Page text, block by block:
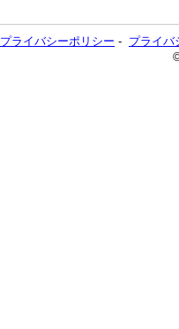
プライバシーポリシー - プライバ